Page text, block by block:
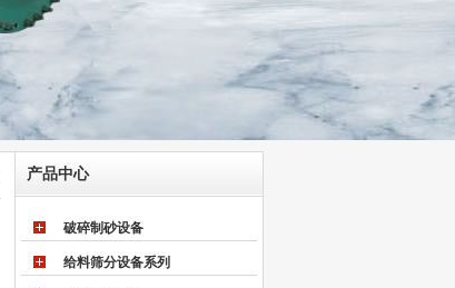
产品中心
破碎制砂设备
给料筛分设备系列